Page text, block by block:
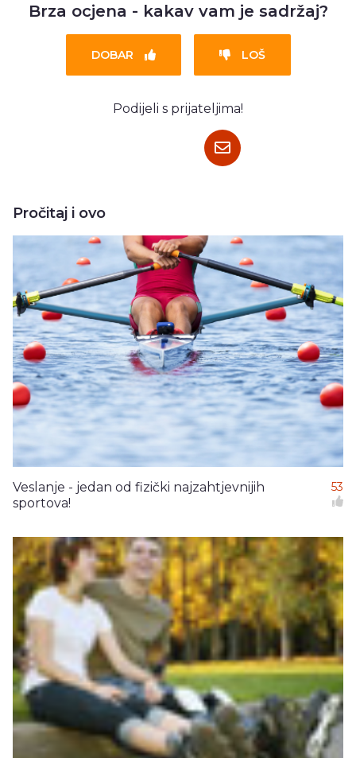
Brza ocjena - kakav vam je sadržaj?
DOBAR LOŠ
Podijeli s prijateljima!
Pročitaj i ovo
Veslanje - jedan od fizički najzahtjevnijih
sportova!
53